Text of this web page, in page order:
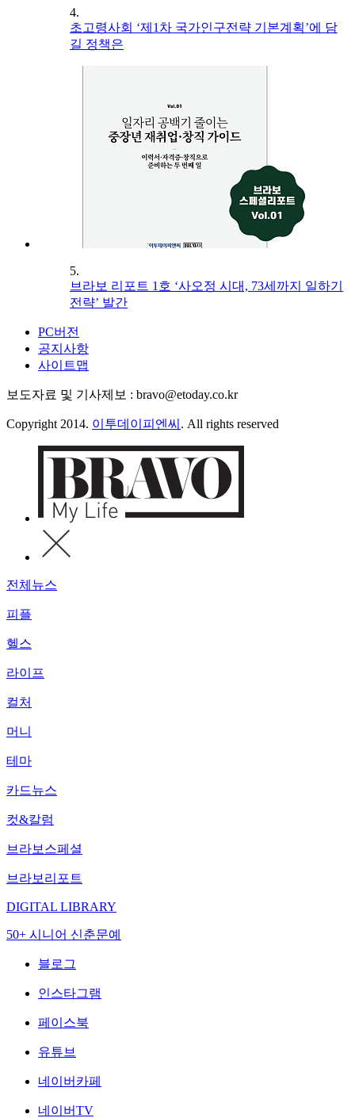
4.
초고령사회 ‘제1차 국가인구전략 기본계획’에 담
길 정책은
5.
브라보 리포트 1호 ‘사오정 시대, 73세까지 일하기
전략’ 발간
PC버전
공지사항
사이트맵
보도자료 및 기사제보 : bravo@etoday.co.kr
Copyright 2014. 이투데이피엔씨 . All rights reserved
전체뉴스
피플
헬스
라이프
컬처
머니
테마
카드뉴스
컷&칼럼
브라보스페셜
브라보리포트
DIGITAL LIBRARY
50+ 시니어 신춘문예
블로그
인스타그램
페이스북
유튜브
네이버카페
네이버TV